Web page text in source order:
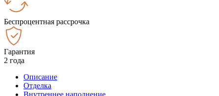
Беспроцентная рассрочка
Гарантия
2 года
Описание
Отделка
Внутреннее наполнение